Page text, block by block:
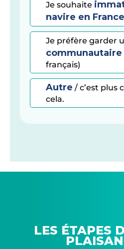
Je souhaite
navire en France
Je préfère garder
communautaire
français)
Autre / c’est plus
cela.
LES ÉTAPES